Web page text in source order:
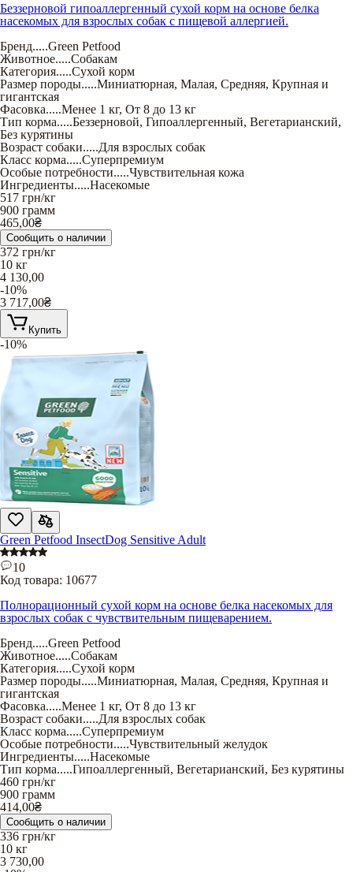
Беззерновой гипоаллергенный сухой корм на основе белка
насекомых для взрослых собак с пищевой аллергией.
Бренд.....Green Petfood
Животное.....Собакам
Категория.....Сухой корм
Размер породы.....Миниатюрная, Малая, Средняя, Крупная и
гигантская
Фасовка.....Менее 1 кг, От 8 до 13 кг
Тип корма.....Беззерновой, Гипоаллергенный, Вегетарианский,
Без курятины
Возраст собаки.....Для взрослых собак
Класс корма.....Суперпремиум
Особые потребности.....Чувствительная кожа
Ингредиенты.....Насекомые
517 грн/кг
900 грамм
465,00₴
Сообщить о наличии
372 грн/кг
10 кг
4 130,00
-10%
3 717,00₴
Купить
-10%
Green Petfood InsectDog Sensitive Adult
10
Код товара: 10677
Полнорационный сухой корм на основе белка насекомых для
взрослых собак с чувствительным пищеварением.
Бренд.....Green Petfood
Животное.....Собакам
Категория.....Сухой корм
Размер породы.....Миниатюрная, Малая, Средняя, Крупная и
гигантская
Фасовка.....Менее 1 кг, От 8 до 13 кг
Возраст собаки.....Для взрослых собак
Класс корма.....Суперпремиум
Особые потребности.....Чувствительный желудок
Ингредиенты.....Насекомые
Тип корма.....Гипоаллергенный, Вегетарианский, Без курятины
460 грн/кг
900 грамм
414,00₴
Сообщить о наличии
336 грн/кг
10 кг
3 730,00